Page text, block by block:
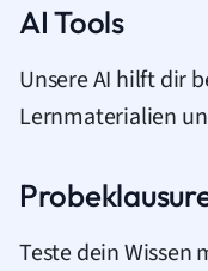
AI Tools
Unsere AI hilft dir
Lernmaterialien
Teste dein